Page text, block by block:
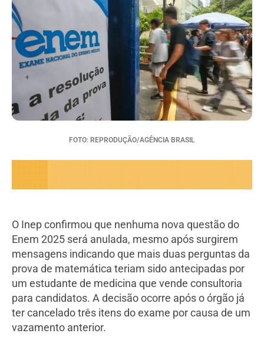
FOTO: REPRODUÇÃO/AGÊNCIA BRASIL
O Inep confirmou que nenhuma nova questão do
Enem 2025 será anulada, mesmo após surgirem
mensagens indicando que mais duas perguntas da
prova de matemática teriam sido antecipadas por
um estudante de medicina que vende consultoria
para candidatos. A decisão ocorre após o órgão já
ter cancelado três itens do exame por causa de um
vazamento anterior.